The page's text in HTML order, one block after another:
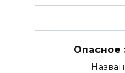
Опасное